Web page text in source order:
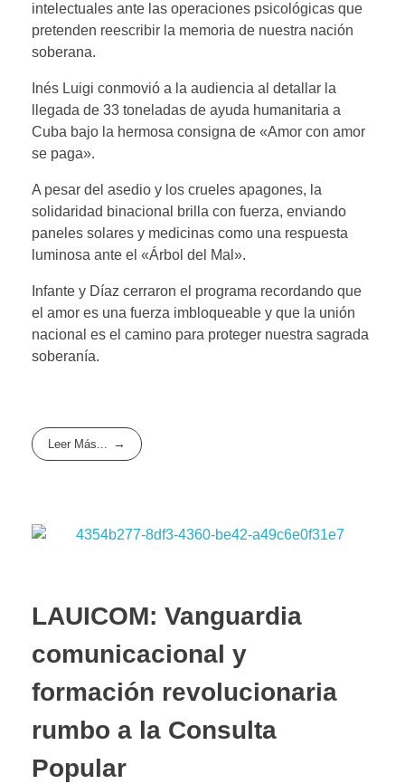
intelectuales ante las operaciones psicológicas que
pretenden reescribir la memoria de nuestra nación
soberana.
Inés Luigi conmovió a la audiencia al detallar la
llegada de 33 toneladas de ayuda humanitaria a
Cuba bajo la hermosa consigna de «Amor con amor
se paga».
A pesar del asedio y los crueles apagones, la
solidaridad binacional brilla con fuerza, enviando
paneles solares y medicinas como una respuesta
luminosa ante el «Árbol del Mal».
Infante y Díaz cerraron el programa recordando que
el amor es una fuerza imbloqueable y que la unión
nacional es el camino para proteger nuestra sagrada
soberanía.
Leer Más...
​LAUICOM: Vanguardia
comunicacional y
formación revolucionaria
rumbo a la Consulta
Popular